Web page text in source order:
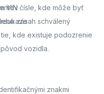
VIN čísle, kde môže byť
zásah schválený
kde existuje podozrenie
vozidla.
znakmi